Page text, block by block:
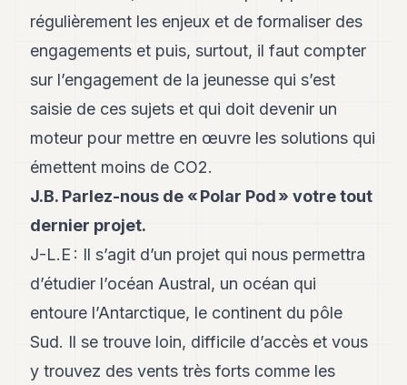
POLITIQUE
IMMOBILIER
PRIVATE
EQUITY
SPORT
ENTREPRISES
ASSOCIATIONS
CONTACT
S'ABONNER
régulièrement les enjeux et de formaliser des
engagements et puis, surtout, il faut compter
sur l’engagement de la jeunesse qui s’est
saisie de ces sujets et qui doit devenir un
moteur pour mettre en œuvre les solutions qui
émettent moins de CO2.
J.B. Parlez-nous de « Polar Pod » votre tout
dernier projet.
J-L.E : Il s’agit d’un projet qui nous permettra
d’étudier l’océan Austral, un océan qui
entoure l’Antarctique, le continent du pôle
Sud. Il se trouve loin, difficile d’accès et vous
y trouvez des vents très forts comme les